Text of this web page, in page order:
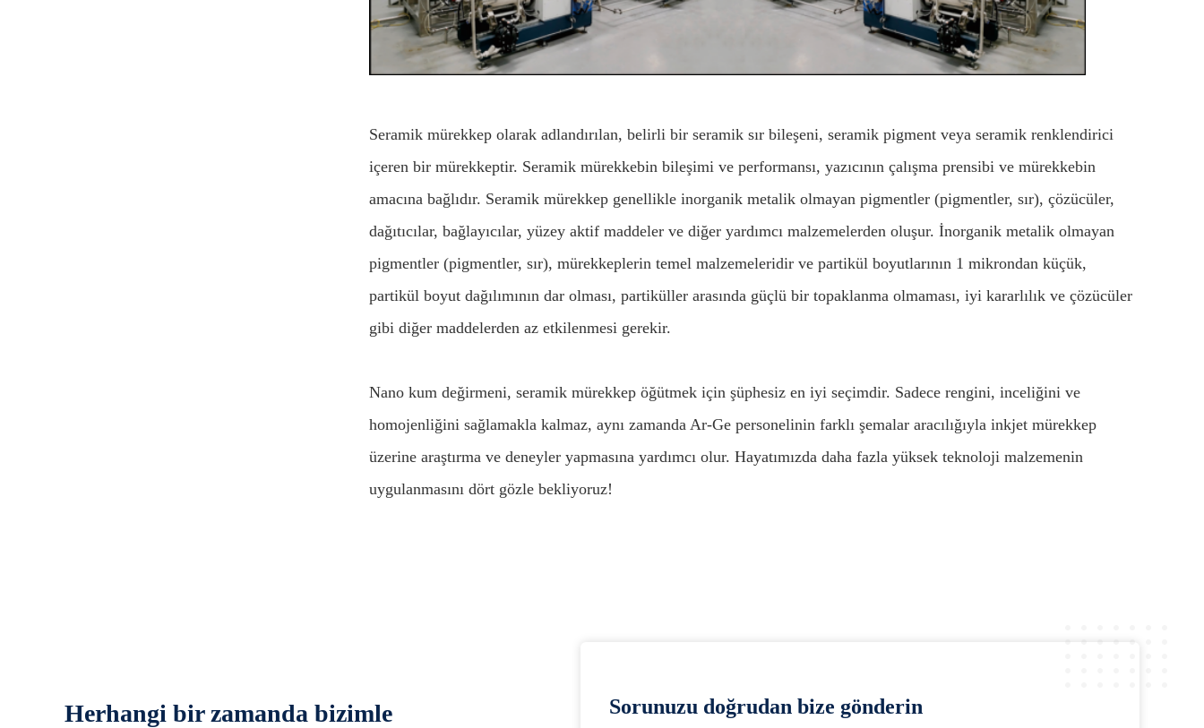
Seramik mürekkep olarak adlandırılan, belirli bir seramik sır bileşeni, seramik pigment veya seramik renklendirici
içeren bir mürekkeptir. Seramik mürekkebin bileşimi ve performansı, yazıcının çalışma prensibi ve mürekkebin
amacına bağlıdır. Seramik mürekkep genellikle inorganik metalik olmayan pigmentler (pigmentler, sır), çözücüler,
dağıtıcılar, bağlayıcılar, yüzey aktif maddeler ve diğer yardımcı malzemelerden oluşur. İnorganik metalik olmayan
pigmentler (pigmentler, sır), mürekkeplerin temel malzemeleridir ve partikül boyutlarının 1 mikrondan küçük,
partikül boyut dağılımının dar olması, partiküller arasında güçlü bir topaklanma olmaması, iyi kararlılık ve çözücüler
gibi diğer maddelerden az etkilenmesi gerekir.
Nano kum değirmeni, seramik mürekkep öğütmek için şüphesiz en iyi seçimdir. Sadece rengini, inceliğini ve
homojenliğini sağlamakla kalmaz, aynı zamanda Ar-Ge personelinin farklı şemalar aracılığıyla inkjet mürekkep
üzerine araştırma ve deneyler yapmasına yardımcı olur. Hayatımızda daha fazla yüksek teknoloji malzemenin
uygulanmasını dört gözle bekliyoruz!
Herhangi bir zamanda bizimle
Sorunuzu doğrudan bize gönderin